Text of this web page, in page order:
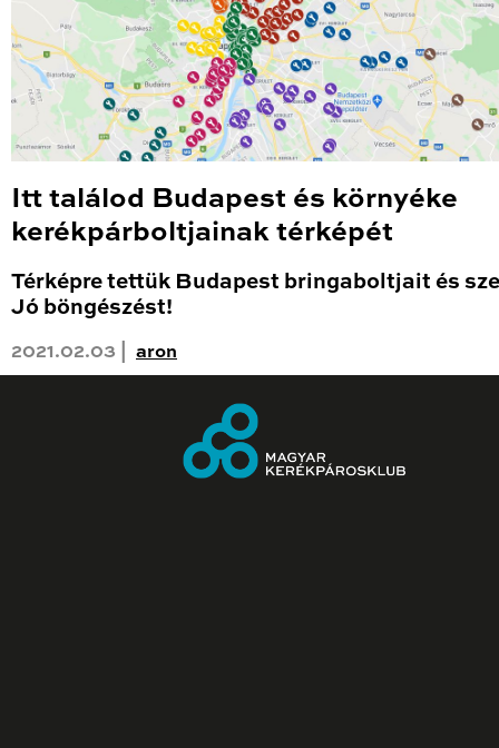
Itt találod Budapest és környéke
kerékpárboltjainak térképét
Térképre tettük Budapest bringaboltjait és
Jó böngészést!
2021.02.03 | aron